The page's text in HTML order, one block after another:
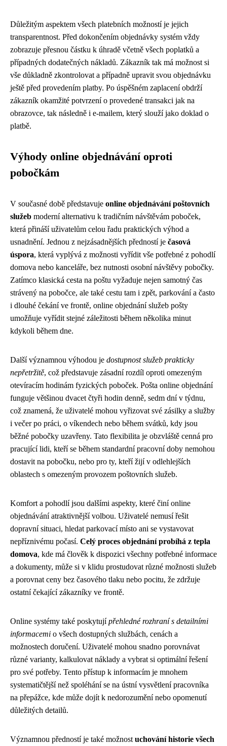
Důležitým aspektem všech platebních možností je jejich
transparentnost. Před dokončením objednávky systém vždy
zobrazuje přesnou částku k úhradě včetně všech poplatků a
případných dodatečných nákladů. Zákazník tak má možnost si
vše důkladně zkontrolovat a případně upravit svou objednávku
ještě před provedením platby. Po úspěšném zaplacení obdrží
zákazník okamžité potvrzení o provedené transakci jak na
obrazovce, tak následně i e-mailem, který slouží jako doklad o
platbě.
Výhody online objednávání oproti
pobočkám
V současné době představuje online objednávání poštovních
služeb moderní alternativu k tradičním návštěvám poboček,
která přináší uživatelům celou řadu praktických výhod a
usnadnění. Jednou z nejzásadnějších předností je časová
úspora, která vyplývá z možnosti vyřídit vše potřebné z pohodlí
domova nebo kanceláře, bez nutnosti osobní návštěvy pobočky.
Zatímco klasická cesta na poštu vyžaduje nejen samotný čas
strávený na pobočce, ale také cestu tam i zpět, parkování a často
i dlouhé čekání ve frontě, online objednání služeb pošty
umožňuje vyřídit stejné záležitosti během několika minut
kdykoli během dne.
Další významnou výhodou je dostupnost služeb prakticky
nepřetržitě, což představuje zásadní rozdíl oproti omezeným
otevíracím hodinám fyzických poboček. Pošta online objednání
funguje většinou dvacet čtyři hodin denně, sedm dní v týdnu,
což znamená, že uživatelé mohou vyřizovat své zásilky a služby
i večer po práci, o víkendech nebo během svátků, kdy jsou
běžné pobočky uzavřeny. Tato flexibilita je obzvláště cenná pro
pracující lidi, kteří se během standardní pracovní doby nemohou
dostavit na pobočku, nebo pro ty, kteří žijí v odlehlejších
oblastech s omezeným provozem poštovních služeb.
Komfort a pohodlí jsou dalšími aspekty, které činí online
objednávání atraktivnější volbou. Uživatelé nemusí řešit
dopravní situaci, hledat parkovací místo ani se vystavovat
nepříznivému počasí. Celý proces objednání probíhá z tepla
domova, kde má člověk k dispozici všechny potřebné informace
a dokumenty, může si v klidu prostudovat různé možnosti služeb
a porovnat ceny bez časového tlaku nebo pocitu, že zdržuje
ostatní čekající zákazníky ve frontě.
Online systémy také poskytujípřehledné rozhraní s detailními
informacemi o všech dostupných službách, cenách a
možnostech doručení. Uživatelé mohou snadno porovnávat
různé varianty, kalkulovat náklady a vybrat si optimální řešení
pro své potřeby. Tento přístup k informacím je mnohem
systematičtější než spoléhání se na ústní vysvětlení pracovníka
na přepážce, kde může dojít k nedorozumění nebo opomenutí
důležitých detailů.
Významnou předností je také možnost uchování historie všech